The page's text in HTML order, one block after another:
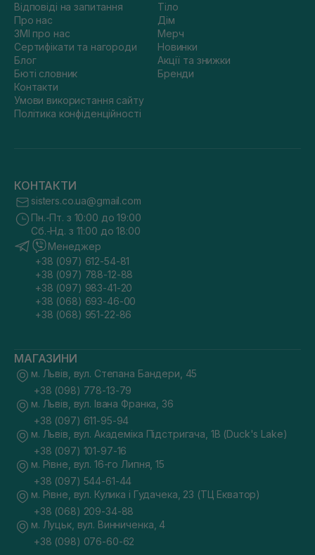
Відповіді на запитання
Про нас
ЗМІ про нас
Сертифікати та нагороди
Блог
Бюті словник
Контакти
Умови використання сайту
Політика конфіденційності
Тіло
Дім
Мерч
Новинки
Акції та знижки
Бренди
КОНТАКТИ
sisters.co.ua@gmail.com
Пн.-Пт. з 10:00 до 19:00
Сб.-Нд. з 11:00 до 18:00
Менеджер
+38 (097) 612-54-81
+38 (097) 788-12-88
+38 (097) 983-41-20
+38 (068) 693-46-00
+38 (068) 951-22-86
МАГАЗИНИ
м. Львів, вул. Степана Бандери, 45
+38 (098) 778-13-79
м. Львів, вул. Івана Франка, 36
+38 (097) 611-95-94
м. Львів, вул. Академіка Підстригача, 1В (Duck's Lake)
+38 (097) 101-97-16
м. Рівне, вул. 16-го Липня, 15
+38 (097) 544-61-44
м. Рівне, вул. Кулика і Гудачека, 23 (ТЦ Екватор)
+38 (068) 209-34-88
м. Луцьк, вул. Винниченка, 4
+38 (098) 076-60-62